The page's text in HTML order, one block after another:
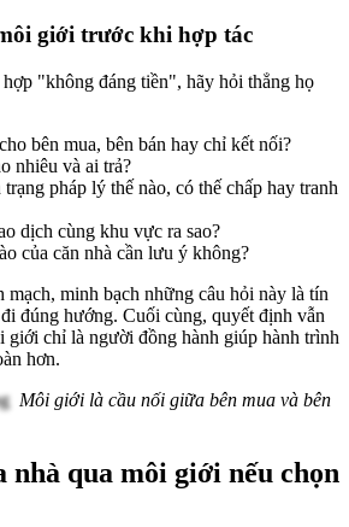
giới trước khi hợp tác
"không đáng tiền", hãy hỏi thẳng họ
bên mua, bên bán hay chỉ kết nối?
nhiêu và ai trả?
pháp lý thế nào, có thế chấp hay tranh
dịch cùng khu vực ra sao?
của căn nhà cần lưu ý không?
minh bạch những câu hỏi này là tín
đúng hướng. Cuối cùng, quyết định vẫn
giới chỉ là người đồng hành giúp hành trình
hơn.
Môi giới là cầu nối giữa bên mua và bên
qua môi giới nếu chọn